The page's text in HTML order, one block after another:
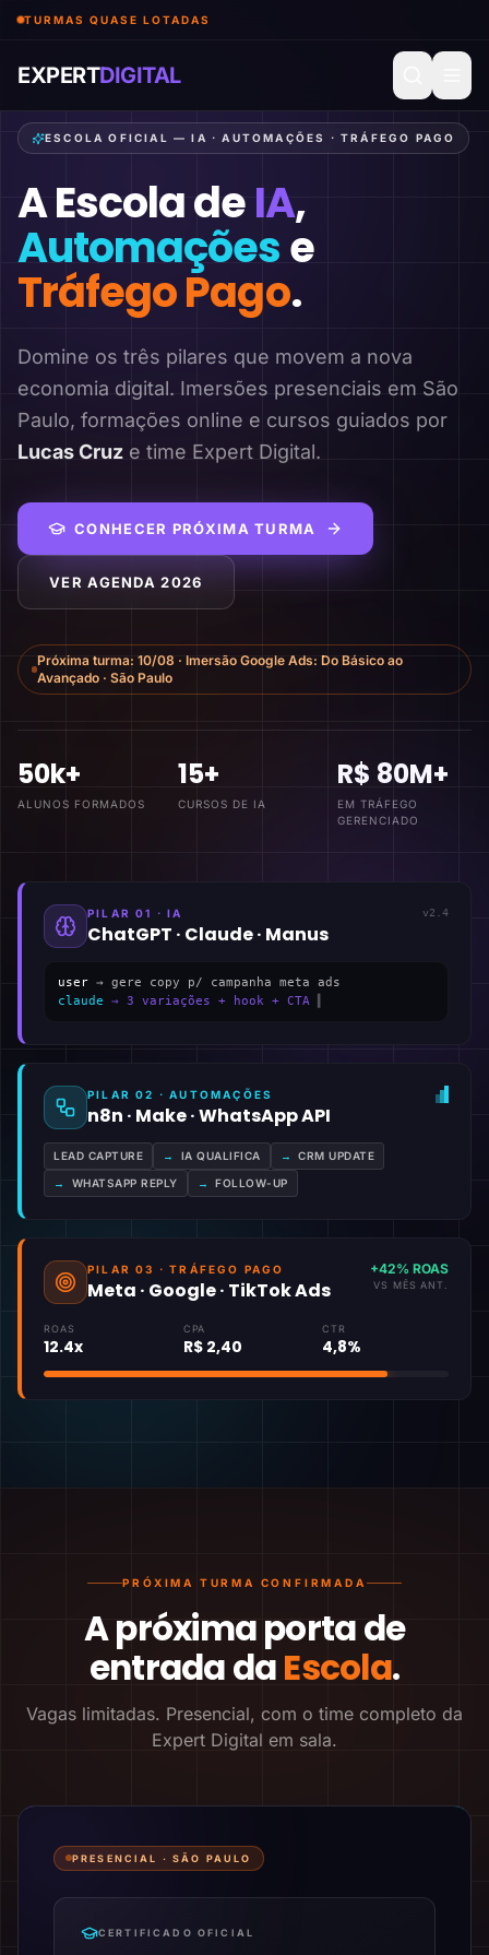
TURMAS QUASE LOTADAS
EXPERTDIGITAL
ESCOLA OFICIAL — IA · AUTOMAÇÕES · TRÁFEGO PAGO
A Escola deIA,
Automaçõese
Tráfego Pago.
Domine os três pilares que movem a nova
economia digital. Imersões presenciais em São
Paulo, formações online e cursos guiados por
Lucas Cruz e time Expert Digital.
CONHECER PRÓXIMA TURMA
VER AGENDA 2026
Próxima turma: 10/08 · Imersão Google Ads: Do Básico ao
Avançado · São Paulo
50k+
ALUNOS FORMADOS
15+
CURSOS DE IA
R$ 80M+
EM TRÁFEGO
GERENCIADO
PILAR 01 · IA
ChatGPT · Claude · Manus
v2.4
user → gere copy p/ campanha meta ads
claude → 3 variações + hook + CTA
PILAR 02 · AUTOMAÇÕES
n8n · Make · WhatsApp API
LEAD CAPTURE → IA QUALIFICA → CRM UPDATE
→ WHATSAPP REPLY → FOLLOW-UP
PILAR 03 · TRÁFEGO PAGO
Meta · Google · TikTok Ads
+42% ROAS
VS MÊS ANT.
ROAS
12.4x
CPA
R$ 2,40
CTR
4,8%
PRÓXIMA TURMA CONFIRMADA
A próxima porta de
entrada daEscola.
Vagas limitadas. Presencial, com o time completo da
Expert Digital em sala.
PRESENCIAL ·SÃO PAULO
CERTIFICADO OFICIAL